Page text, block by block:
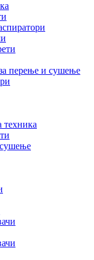
перење и сушење